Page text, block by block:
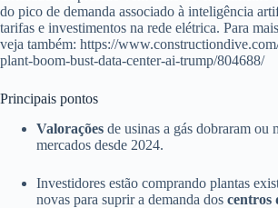
do pico de demanda associado à inteligência
tarifas e investimentos na rede elétrica. Para
veja também: https://
plant-boom-bust-data-center-ai-trump/804688/
Principais pontos
Valorações de usinas a gás dobraram ou
mercados desde 2024.
Investidores estão comprando plantas
novas para suprir a demanda dos centros